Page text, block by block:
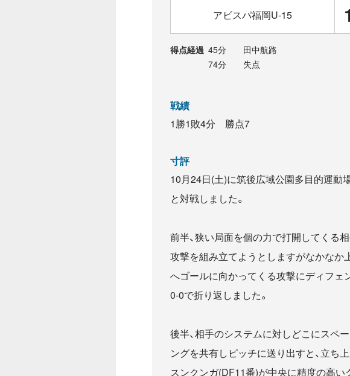
アビスパ福岡U-15
得点経過 45分 田中航路
74分 失点
戦績
1勝1敗4分 勝点7
寸評
10月24日(土)に筑後広域公園多目的運動
と対戦しました。
前半、狭い局面を個の力で打開してくる
攻撃を組み立てようとしますがなかなか
へゴールに向かってくる攻撃にディフ
0-0で折り返しました。
後半、相手のシステムに対しどこにスペ
ングを共有しピッチに送り出すと、立ち
スンクンガ(DF11番)が中央に精度の高